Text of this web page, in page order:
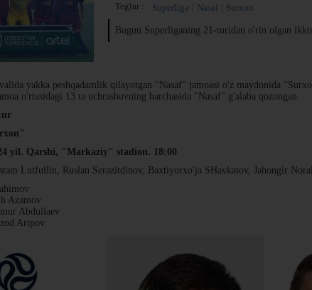
Teglar : Superliga Nasaf Surxon
Bugun Superliganing 21-turidan o'rin olgan
yakka peshqadamlik qilayotgan “Nasaf” jamoasi o'z maydonida
o'rtasidagi 13 ta uchrashuvning barchasida "Nasaf" g'alaba qozongan.
yil. Qarshi, "Markaziy" stadion. 18:00
Lutfullin, Ruslan Serazitdinov, Baxtiyorxo'ja SHavkatov, Jahongir
Azamov
Abdullaev
Aripov.